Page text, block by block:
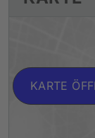
KARTE